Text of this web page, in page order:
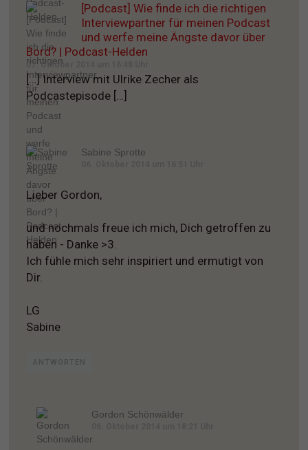
[Podcast] Wie finde ich die richtigen
Interviewpartner für meinen Podcast
und werfe meine Ängste davor über
Bord? | Podcast-Helden
07. Oktober 2014 um 16:48 Uhr
[…] Interview mit Ulrike Zecher als
Podcastepisode […]
Sabine Sprotte
Lieber Gordon,
und nochmals freue ich mich, Dich getroffen zu
haben - Danke >3.
Ich fühle mich sehr inspiriert und ermutigt von
Dir.
LG
Sabine
ANTWORTEN
Gordon Schönwälder